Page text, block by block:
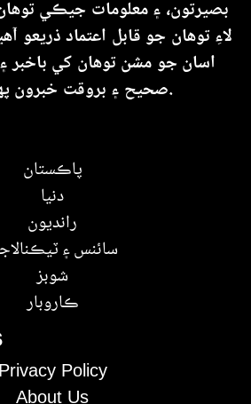
Privacy Policy
About Us
پاڪستان
دنيا
رانديون
سائنس ۽
شوبز
ڪاروبار
بصيرتون، ۽ معلومات جيڪي
لاءِ توهان جو قابل اعتماد ذريعو
اسان جو مشن توهان کي باخبر ۽
صحيح ۽ بروقت خبرون پهچائڻ آهي.